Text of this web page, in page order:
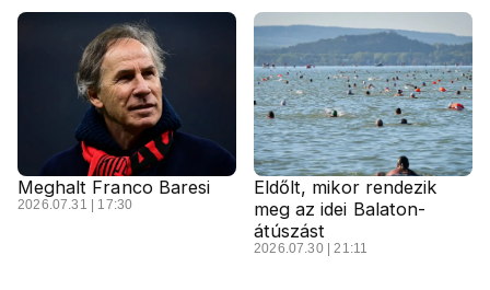
Meghalt Franco Baresi
2026.07.31 | 17:30
Eldőlt, mikor rendezik
meg az idei Balaton-
átúszást
2026.07.30 | 21:11